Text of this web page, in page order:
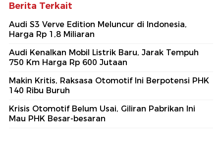
Berita Terkait
Audi S3 Verve Edition Meluncur di Indonesia,
Harga Rp 1,8 Miliaran
Audi Kenalkan Mobil Listrik Baru, Jarak Tempuh
750 Km Harga Rp 600 Jutaan
Makin Kritis, Raksasa Otomotif Ini Berpotensi PHK
140 Ribu Buruh
Krisis Otomotif Belum Usai, Giliran Pabrikan Ini
Mau PHK Besar-besaran